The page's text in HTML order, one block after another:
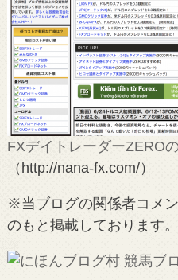
FXデイトレーダーZERO
（http://nana-fx.com/）
※当ブログの関係者コメ
のもと掲載しております。